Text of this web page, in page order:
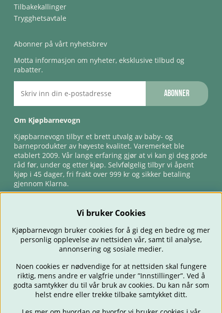
Tilbakekallinger
Trygghetsavtale
Abonner på vårt nyhetsbrev
Motta informasjon om nyheter, eksklusive tilbud og
rabatter.
Abonner
Om Kjøpbarnevogn
Kjøpbarnevogn tilbyr et brett utvalg av baby- og
barneprodukter av høyeste kvalitet. Varemerket ble
etablert 2009. Vår lange erfaring gjør at vi kan gi deg gode
råd før, under og etter kjøp. Selvfølgelig tilbyr vi åpent
kjøp i 45 dager, fri frakt over 999 kr og sikker betaling
gjennom Klarna.
BARNEVOGNER BILSTOLER BABY SPISE & MATE
REISE
FORELDRE
BARNEROMMET LEKER TILBUD
OUTLET
GAVETIPS
Vi bruker Cookies
Kjøpbarnevogn bruker cookies for å gi deg en bedre og mer
personlig opplevelse av nettsiden vår, samt til analyse,
annonsering og sosiale medier.
Noen cookies er nødvendige for at nettsiden skal fungere
riktig, mens andre er valgfrie under ”Innstillinger”. Ved å
godta samtykker du til vår bruk av cookies. Du kan når som
helst endre eller trekke tilbake samtykket ditt.